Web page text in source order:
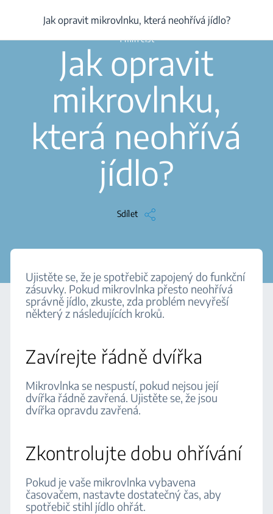
/ Jak opravit mikrovlnku, která neohřívá jídlo?
1 min číst
Jak opravit
mikrovlnku,
která neohřívá
jídlo?
Sdílet
Jak opravit mikrovlnku, která neohřívá jídlo?
Ujistěte se, že je spotřebič zapojený do funkční
zásuvky. Pokud mikrovlnka přesto neohřívá
správně jídlo, zkuste, zda problém nevyřeší
některý z následujících kroků.
Zavírejte řádně dvířka
Mikrovlnka se nespustí, pokud nejsou její
dvířka řádně zavřená. Ujistěte se, že jsou
dvířka opravdu zavřená.
Zkontrolujte dobu ohřívání
Pokud je vaše mikrovlnka vybavena
časovačem, nastavte dostatečný čas, aby
spotřebič stihl jídlo ohřát.